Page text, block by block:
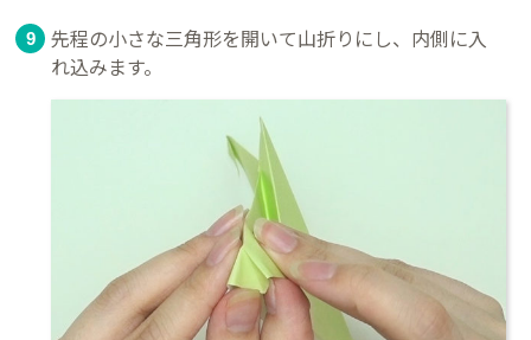
先程の小さな三角形を開いて山折りにし、内側に入
れ込みます。